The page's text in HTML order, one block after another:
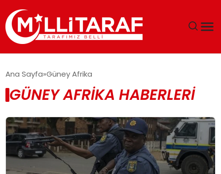
ÖZEL SAYFALAR
TEKNOLOJI
EKONOMI
SPOR
Ana Sayfa Güney Afrika
GÜNEY AFRIKA HABERLERI